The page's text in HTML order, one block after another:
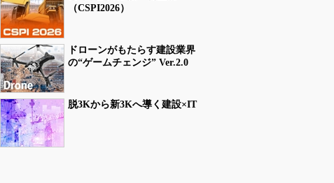
（CSPI2026）
ドローンがもたらす建設業界
の“ゲームチェンジ” Ver.2.0
脱3Kから新3Kへ導く建設×IT